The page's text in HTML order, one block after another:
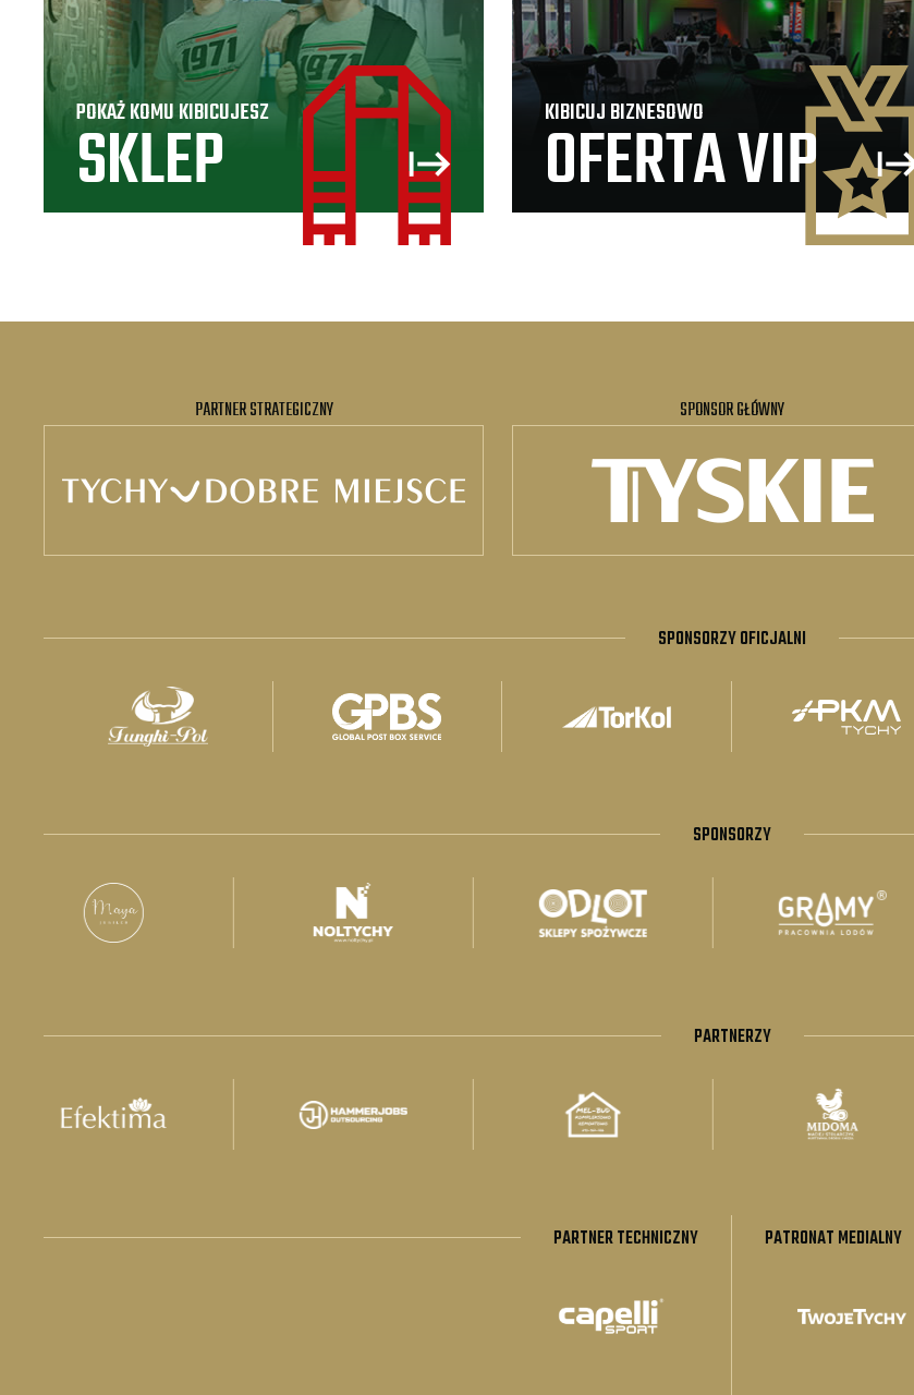
POKAŻ KOMU KIBICUJESZ
SKLEP KIBICUJ BIZNESOWO
OFERTA VIP
PARTNER STRATEGICZNY SPONSOR GŁÓWNY
SPONSORZY OFICJALNI
SPONSORZY
PARTNERZY
PARTNER TECHNICZNY PATRONAT MEDIALNY